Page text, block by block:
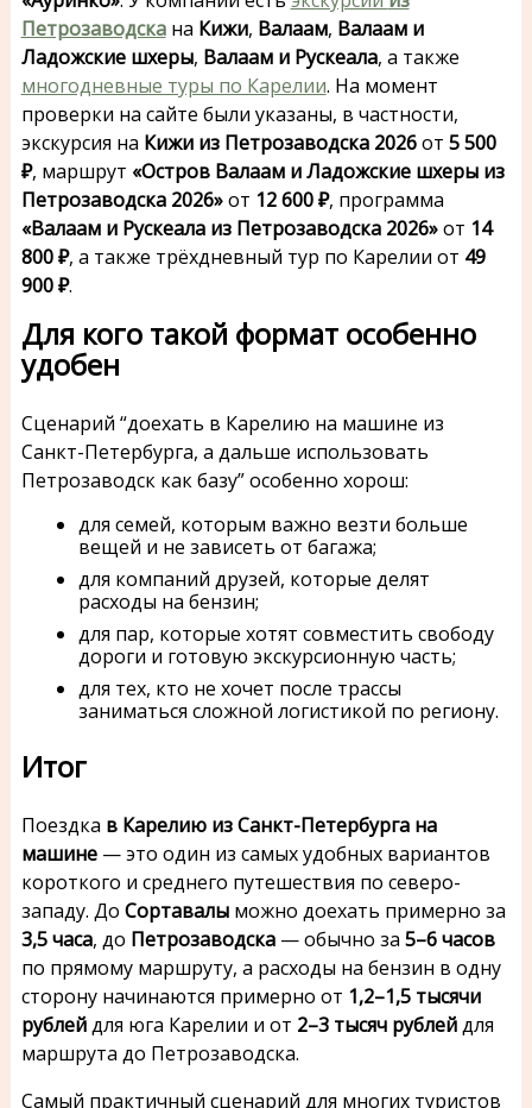
Петрозаводскана Кижи, Валаам, Валаам и
Ладожские шхеры, Валаам и Рускеала, а также
многодневные туры по Карелии. На момент
проверки на сайте были указаны, в частности,
экскурсия на Кижи из Петрозаводска 2026от 5 500
₽, маршрут «Остров Валаам и Ладожские шхеры из
Петрозаводска 2026»от 12 600 ₽, программа
«Валаам и Рускеала из Петрозаводска 2026»от 14
800 ₽, а также трёхдневный тур по Карелии от 49
900 ₽.
Для кого такой формат особенно
удобен
Сценарий “доехать в Карелию на машине из
Санкт-Петербурга, а дальше использовать
Петрозаводск как базу” особенно хорош:
для семей, которым важно везти больше
вещей и не зависеть от багажа;
для компаний друзей, которые делят
расходы на бензин;
для пар, которые хотят совместить свободу
дороги и готовую экскурсионную часть;
для тех, кто не хочет после трассы
заниматься сложной логистикой по региону.
Итог
Поездка в Карелию из Санкт-Петербурга на
машине— это один из самых удобных вариантов
короткого и среднего путешествия по северо-
западу. До Сортавалыможно доехать примерно за
3,5 часа, до Петрозаводска— обычно за 5–6 часов
по прямому маршруту, а расходы на бензин в одну
сторону начинаются примерно от 1,2–1,5 тысячи
рублейдля юга Карелии и от 2–3 тысяч рублейдля
маршрута до Петрозаводска.
Самый практичный сценарий для многих туристов